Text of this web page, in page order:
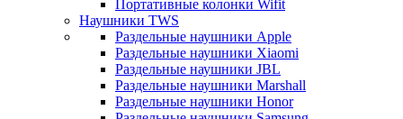
Портативные колонки Wifit
Наушники TWS
Раздельные наушники Apple
Раздельные наушники Xiaomi
Раздельные наушники JBL
Раздельные наушники Marshall
Раздельные наушники Honor